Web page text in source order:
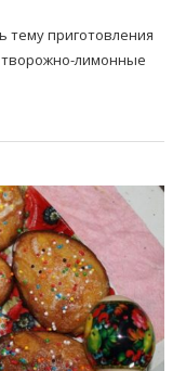
тему приготовления
творожно-лимонные